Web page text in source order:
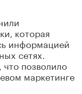
которая
информацией
сетях.
позволило
маркетинге